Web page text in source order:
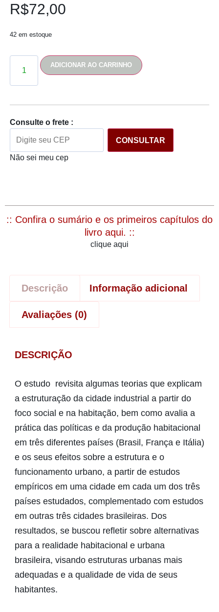
R$72,00
42 em estoque
ADICIONAR AO CARRINHO
Consulte o frete :
CONSULTAR
Não sei meu cep
:: Confira o sumário e os primeiros capítulos do
livro aqui. ::
clique aqui
Descrição Informação adicional
Avaliações (0)
DESCRIÇÃO
O estudo revisita algumas teorias que explicam
a estruturação da cidade industrial a partir do
foco social e na habitação, bem como avalia a
prática das políticas e da produção habitacional
em três diferentes países (Brasil, França e Itália)
e os seus efeitos sobre a estrutura e o
funcionamento urbano, a partir de estudos
empíricos em uma cidade em cada um dos três
países estudados, complementado com estudos
em outras três cidades brasileiras. Dos
resultados, se buscou refletir sobre alternativas
para a realidade habitacional e urbana
brasileira, visando estruturas urbanas mais
adequadas e a qualidade de vida de seus
habitantes.